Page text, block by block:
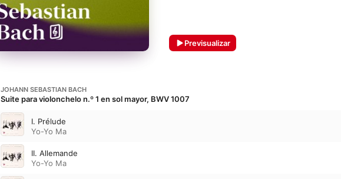
Previsualizar
JOHANN SEBASTIAN BACH
Suite para violonchelo n.º 1 en sol mayor, BWV 1007
I. Prélude
Yo-Yo Ma
II. Allemande
Yo-Yo Ma